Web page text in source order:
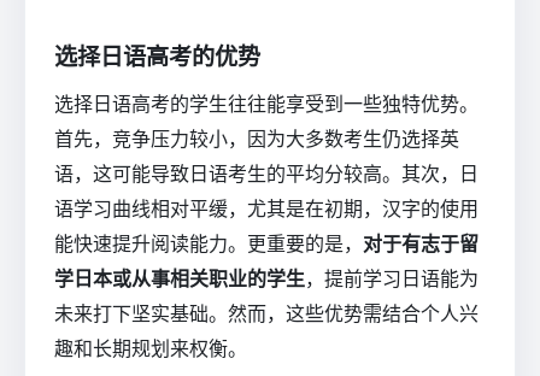
选择日语高考的优势
选择日语高考的学生往往能享受到一些独特优势。
首先，竞争压力较小，因为大多数考生仍选择英
语，这可能导致日语考生的平均分较高。其次，日
语学习曲线相对平缓，尤其是在初期，汉字的使用
能快速提升阅读能力。更重要的是， 对于有志于留
学日本或从事相关职业的学生，提前学习日语能为
未来打下坚实基础。然而，这些优势需结合个人兴
趣和长期规划来权衡。